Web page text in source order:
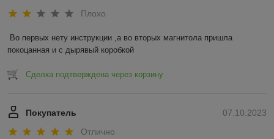
Плохо
Во первых нету инструкции ,а во вторых магнитола пришла
покоцанная и с дырявый коробкой
Сделка подтверждена через корзину
07.10.2023
Покупатель
Отлично